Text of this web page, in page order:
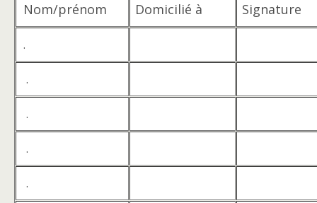
Nom/prénom Domicilié à Signature
.
.
.
.
.